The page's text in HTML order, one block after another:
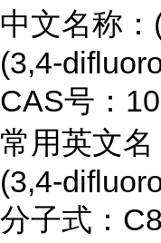
中文名称
(3,4-
CAS号：
常用英文
(3,4-
分子式：